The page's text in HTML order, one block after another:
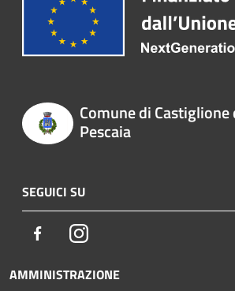
Comune di Castiglione
Pescaia
SEGUICI SU
FacebookInstagram
AMMINISTRAZIONE